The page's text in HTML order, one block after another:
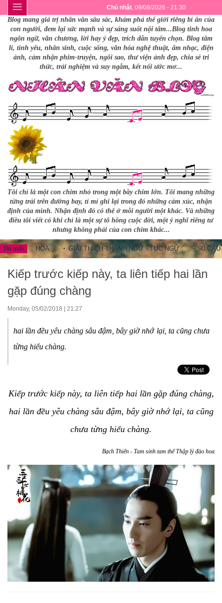
Chủ nhật, 09/08/2026 - 21:30
Blog mang giá trị nhân văn sâu sắc, khám phá thế giới riêng bí ẩn của
con người, đem lại sức mạnh và sự sáng suốt nội tâm...Blog tinh hoa
ngôn ngữ, văn chương, lời hay ý đẹp, trích dẫn tuyển chọn. Blog tâm
lí, tình yêu, nhân sinh, cuộc sống, văn hóa nghệ thuật, âm nhạc, điện
ảnh, cảm nhận phim-truyện, ngôi sao, thư viện ảnh đẹp, chia sẻ tri
thức, trải nghiệm và suy ngẫm, kết nối ước mơ...
Tôi chỉ là một con chim nhỏ trong một bầy chim lớn. Tôi mang những
từng trải trên đường bay, tỉ mỉ ghi lại trong đó những cảm xúc, nhận
định của mình. Nhận định đó có thể ở mỗi người một khác. Và những
điều tôi viết có khi chỉ là một sự tô hồng cuộc đời, một ý nghĩ riêng tư
nhưng không phải của con chim khác...
Tin mới
HOA GIẢI THÍCH THÀNH NGỮ - TỤC NGỮ 90 CÂU THÀNH
Kiếp trước kiếp này, ta liên tiếp hai lần
gặp đúng chàng
Monday, 05/02/2018 | 21:27
hai lần đều yêu chàng sâu đậm, bây giờ nhớ lại, ta cũng chưa
từng hiểu chàng.
Kiếp trước kiếp này, ta liên tiếp hai lần gặp đúng chàng,
hai lần đều yêu chàng sâu đậm, bây giờ nhớ lại, ta cũng
chưa từng hiểu chàng.
Bạch Thiển - Tam sinh tam thế Thập lý đào hoa